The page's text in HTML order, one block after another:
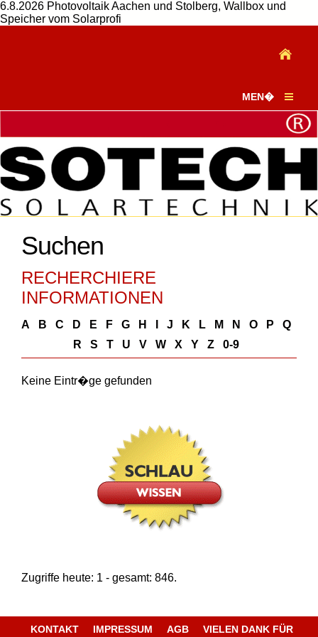
6.8.2026 Photovoltaik Aachen und Stolberg, Wallbox und
Speicher vom Solarprofi
MEN�
Suchen
RECHERCHIERE
INFORMATIONEN
A B C D E F G H J K L M N O P
Q
R
S T U V W X Y Z 0-9
Keine Eintr�ge gefunden
Zugriffe heute: 1 - gesamt: 846.
KONTAKT IMPRESSUM AGB
VIELEN DANK FÜR